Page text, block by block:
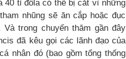
40 tỉ đôla có thể bị cắt vì những
nhũng sẽ ăn cắp hoặc đục
Và trong chuyến thăm gần đây
đã kêu gọi các lãnh đạo của
nhân đó (bao gồm tổng thống